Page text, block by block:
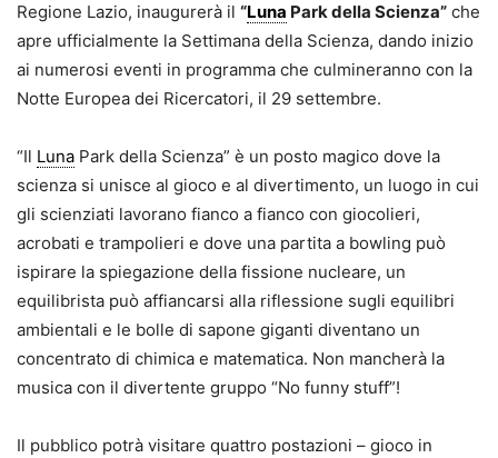
Regione Lazio, inaugurerà il “Luna Park della Scienza” che
apre ufficialmente la Settimana della Scienza, dando inizio
ai numerosi eventi in programma che culmineranno con la
Notte Europea dei Ricercatori, il 29 settembre.
“Il Luna Park della Scienza” è un posto magico dove la
scienza si unisce al gioco e al divertimento, un luogo in cui
gli scienziati lavorano fianco a fianco con giocolieri,
acrobati e trampolieri e dove una partita a bowling può
ispirare la spiegazione della fissione nucleare, un
equilibrista può affiancarsi alla riflessione sugli equilibri
ambientali e le bolle di sapone giganti diventano un
concentrato di chimica e matematica. Non mancherà la
musica con il divertente gruppo “No funny stuff”!
Il pubblico potrà visitare quattro postazioni – gioco in